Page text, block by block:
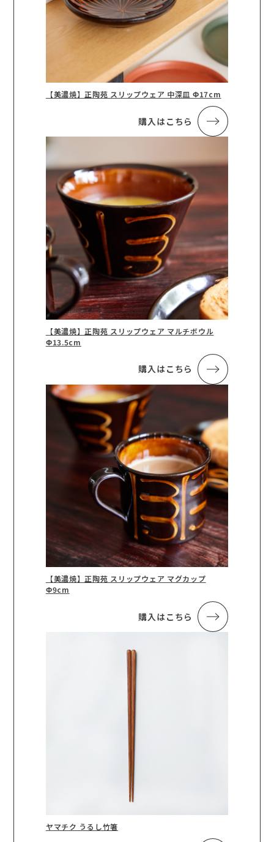
【美濃焼】正陶苑 スリップウェア 中深皿 Φ17cm
購入はこちら
【美濃焼】正陶苑 スリップウェア マルチボウル
Φ13.5cm
購入はこちら
【美濃焼】正陶苑 スリップウェア マグカップ
Φ9cm
購入はこちら
ヤマチク うるし竹箸